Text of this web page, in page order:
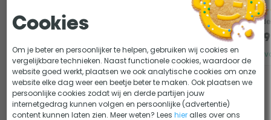
Op voorraad
929,95
Op
Cookies
Om je beter en persoonlijker te helpen, gebruiken wij cookies en
vergelijkbare technieken. Naast functionele cookies, waardoor de
website goed werkt, plaatsen we ook analytische cookies om onze
website elke dag weer een beetje beter te maken. Ook plaatsen we
persoonlijke cookies zodat wij en derde partijen jouw
internetgedrag kunnen volgen en persoonlijke (advertentie)
content kunnen laten zien. Meer weten? Leeshier alles over ons